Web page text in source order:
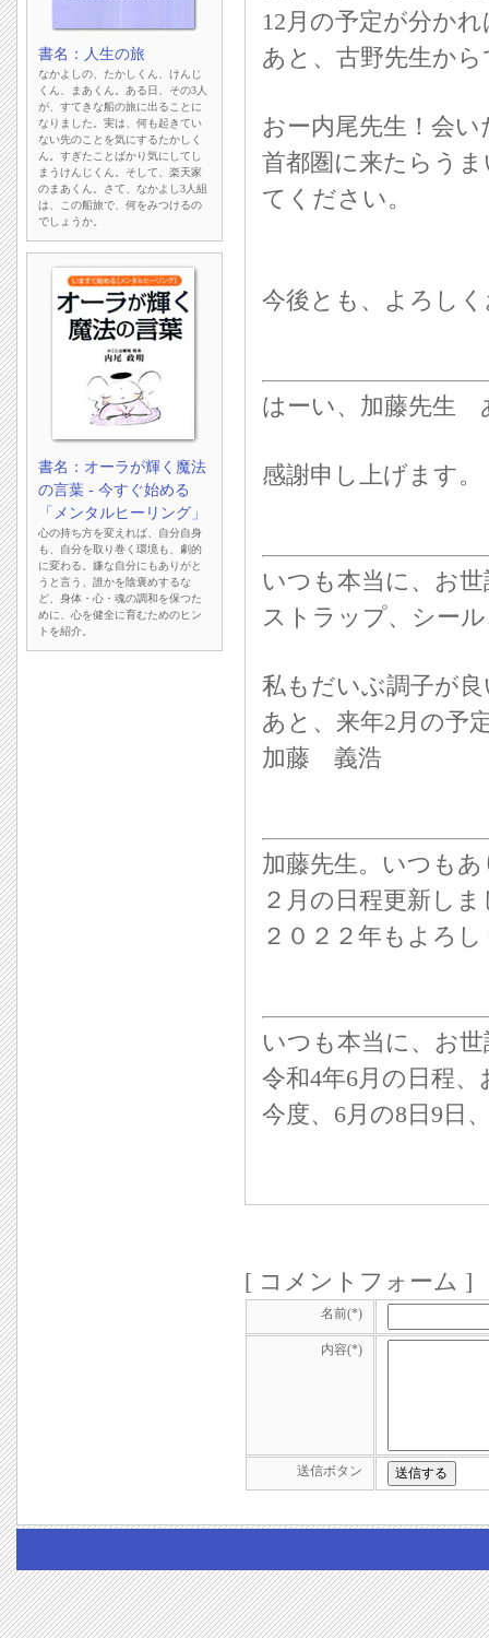
12月の予定が分か
あと、古野先生か
おー内尾先生！会
首都圏に来たらう
てください。
今後とも、よろし
はーい、加藤先生
感謝申し上げます。
いつも本当に、お
ストラップ、シー
私もだいぶ調子が
あと、来年2月の予
加藤 義浩
加藤先生。いつも
２月の日程更新し
２０２２年もよろ
いつも本当に、お
令和4年6月の日程
今度、6月の8日9日
[ コメントフォーム ]
名前(*)
内容(*)
送信ボタン
書名：人生の旅
なかよしの、たかしくん、けんじ
くん、まあくん。ある日、その3人
が、すてきな船の旅に出ることに
なりました。実は、何も起きてい
ない先のことを気にするたかしく
ん。すぎたことばかり気にしてし
まうけんじくん。そして、楽天家
のまあくん。さて、なかよし3人組
は、この船旅で、何をみつけるの
でしょうか。
書名：オーラが輝く魔法
の言葉 - 今すぐ始める
「メンタルヒーリング」
心の持ち方を変えれば、自分自身
も、自分を取り巻く環境も、劇的
に変わる。嫌な自分にもありがと
うと言う、誰かを陰褒めするな
ど、身体・心・魂の調和を保つた
めに、心を健全に育むためのヒン
トを紹介。